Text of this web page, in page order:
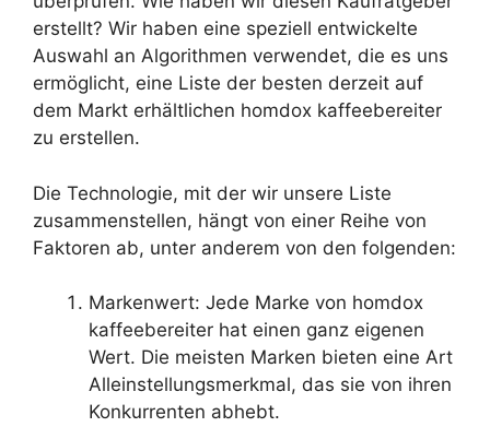
erstellt? Wir haben eine speziell entwickelte
Auswahl an Algorithmen verwendet, die es uns
ermöglicht, eine Liste der besten derzeit auf
dem Markt erhältlichen homdox kaffeebereiter
zu erstellen.
Die Technologie, mit der wir unsere Liste
zusammenstellen, hängt von einer Reihe von
Faktoren ab, unter anderem von den folgenden:
Markenwert: Jede Marke von homdox
kaffeebereiter hat einen ganz eigenen
Wert. Die meisten Marken bieten eine Art
Alleinstellungsmerkmal, das sie von ihren
Konkurrenten abhebt.